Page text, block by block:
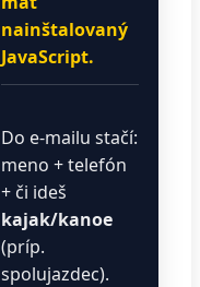
nainštalovaný
JavaScript.
Do e-mailu stačí:
meno + telefón
+ či ideš
kajak/kanoe
(príp.
spolujazdec).